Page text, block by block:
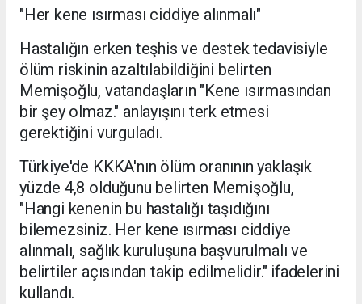
"Her kene ısırması ciddiye alınmalı"
Hastalığın erken teşhis ve destek tedavisiyle
ölüm riskinin azaltılabildiğini belirten
Memişoğlu, vatandaşların "Kene ısırmasından
bir şey olmaz." anlayışını terk etmesi
gerektiğini vurguladı.
Türkiye'de KKKA'nın ölüm oranının yaklaşık
yüzde 4,8 olduğunu belirten Memişoğlu,
"Hangi kenenin bu hastalığı taşıdığını
bilemezsiniz. Her kene ısırması ciddiye
alınmalı, sağlık kuruluşuna başvurulmalı ve
belirtiler açısından takip edilmelidir." ifadelerini
kullandı.